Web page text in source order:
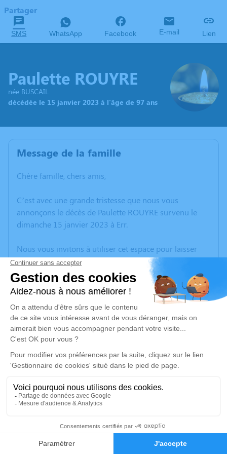
Faire-part Hommages
Partager
SMS WhatsApp Facebook E-mail Lien
Paulette ROUYRE
née BUSCAIL
décédée le 15 janvier 2023 à l'âge de 97 ans
Message de la famille
Chère famille, chers amis,
C’est avec une grande tristesse que nous vous
annonçons le décès de Paulette ROUYRE survenu le
dimanche 15 janvier 2023 à Err.
Nous vous invitons à utiliser cet espace pour laisser
vos condoléances, partager des photos souvenirs, une
anecdote ou exprimer vos pensées à travers des
poèmes ou des textes. Cet endroit est un lieu
d'expression dédié à honorer la mémoire de Paulette
ROUYRE.
Un service de plantation d’arbre hommage est
disponible ici.
Je rends hommage
Cérémonie religieuse
Église Saint Vincent d'Ax-les-Thermes
09110 Ax-les-Thermes